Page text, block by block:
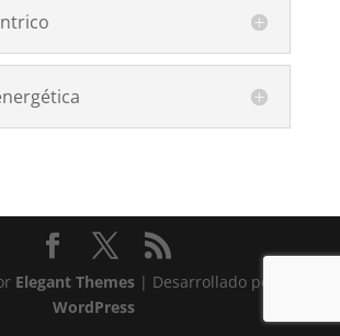
Elegant Themes| Desarrollado por
WordPress